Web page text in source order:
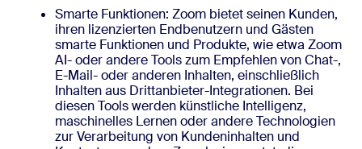
Smarte Funktionen: Zoom bietet seinen Kunden,
ihren lizenzierten Endbenutzern und Gästen
smarte Funktionen und Produkte, wie etwa Zoom
AI- oder andere Tools zum Empfehlen von Chat-,
E-Mail- oder anderen Inhalten, einschließlich
Inhalten aus Drittanbieter-Integrationen. Bei
diesen Tools werden künstliche Intelligenz,
maschinelles Lernen oder andere Technologien
zur Verarbeitung von Kundeninhalten und